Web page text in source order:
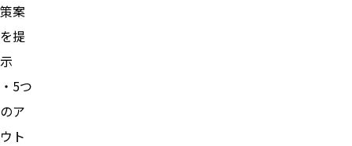
策案
を提
示
・5つ
のア
ウト